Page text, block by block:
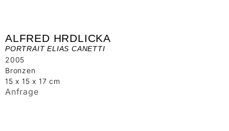
ALFRED HRDLICKA
PORTRAIT ELIAS CANETTI
2005
Bronzen
15 x 15 x 17 cm
Anfrage